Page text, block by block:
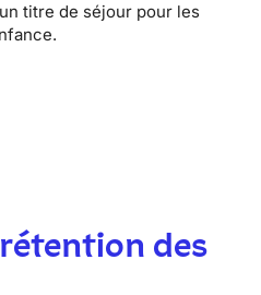
titre de séjour pour les
des